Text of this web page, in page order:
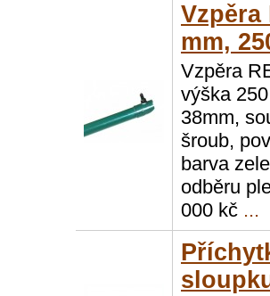
Vzpěra
mm,
Vzpěra
výška
38mm,
šroub,
barva
odběru
000 kč ...